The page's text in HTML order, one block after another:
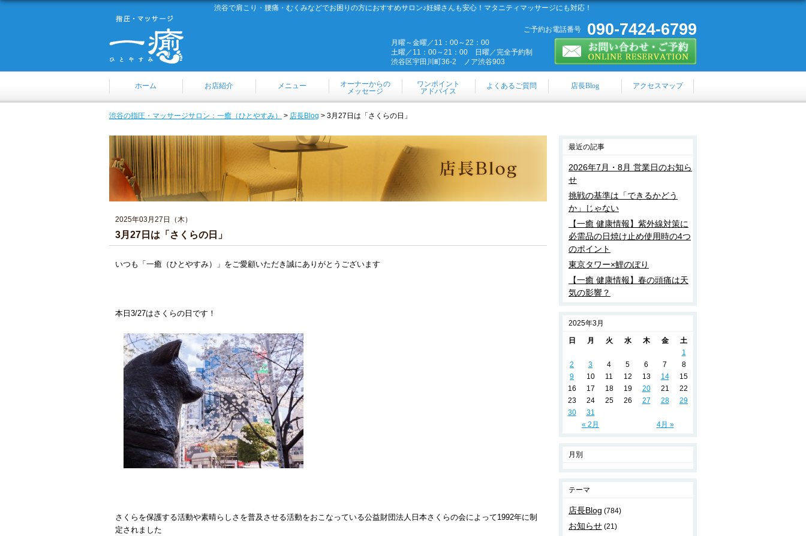
渋谷で肩こり・腰痛・むくみなどでお困りの方におすすめサロン♪妊婦さんも安心！マタニティマッサージにも対応！
090-7424-6799
ご予約お電話番号
月曜～金曜／11：00～22：00
土曜／11：00～21：00 日曜／完全予約制
渋谷区宇田川町36-2 ノア渋谷903
ホーム お店紹介 メニュー
オーナーからの
メッセージ
ワンポイント
アドバイス
よくあるご質問 店長Blog アクセスマップ
渋谷の指圧・マッサージサロン：一癒（ひとやすみ） > 店長Blog > 3月27日は「さくらの日」
2025年03月27日（木）
3月27日は「さくらの日」
いつも「一癒（ひとやすみ）」をご愛顧いただき誠にありがとうございます
本日3/27はさくらの日です！
さくらを保護する活動や素晴らしさを普及させる活動をおこなっている公益財団法人日本さくらの会によって1992年に制
定されました
最近の記事
2026年7月・8月 営業日のお知ら
せ
挑戦の基準は「できるかどう
か」じゃない
【一癒 健康情報】紫外線対策に
必需品の日焼け止め使用時の4つ
のポイント
東京タワー×鯉のぼり
【一癒 健康情報】春の頭痛は天
気の影響？
2025年3月
日 月 火 水 木 金 土
« 2月 4月 »
1
2
3 4 5 6 7
8
9
10 11 12 13 14
15
16
17 18 19 20 21
22
23
24 25 26 27 28
29
30
31
月別
テーマ
店長Blog (784)
お知らせ (21)